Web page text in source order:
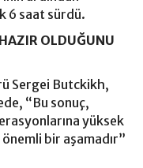
6 saat sürdü.
OLDUĞUNU
Sergei Butckikh,
“Bu sonuç,
yüksek
bir aşamadır”